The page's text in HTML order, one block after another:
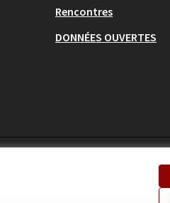
Rencontres
DONNÉES OUVERTES